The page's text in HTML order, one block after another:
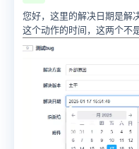
您好，这里的解决日期是解
这个动作的时间，这两个不